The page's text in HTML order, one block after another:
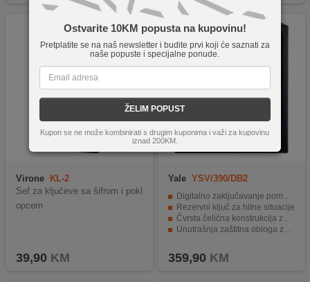
Ostvarite 10KM popusta na kupovinu!
Pretplatite se na naš newsletter i budite prvi koji će saznati za
naše popuste i specijalne ponude.
ŽELIM POPUST
Kupon se ne može kombinirati s drugim kuponima i važi za kupovinu
iznad 200KM.
Virone
KL-2
Sef za ključeve sa šifrom i pokl
opcem
39,90 KM
Yale YSV/390/DB2
Digitalno zaključavanje pomoću PIN koda
Rezervni ključ za hitne situacije
Čvrsta čelična konstrukcija za veću sigurnost
Unutrašnja zaštitna obloga za osjetljive predmete
359,90 KM